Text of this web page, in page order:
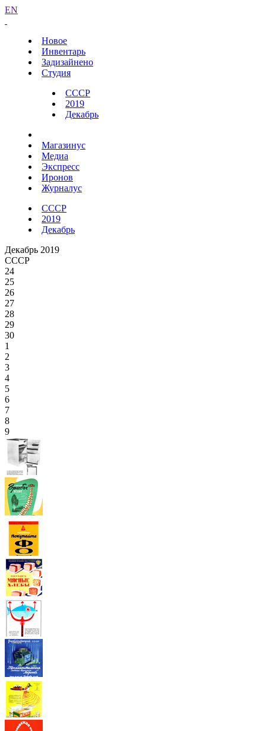
EN
Новое
Инвентарь
Задизайнено
Студия
СССР
2019
Декабрь
Магазинус
Медиа
Экспресс
Иронов
Журналус
СССР
2019
Декабрь
Декабрь 2019
СССР
24
25
26
27
28
29
30
1
2
3
4
5
6
7
8
9